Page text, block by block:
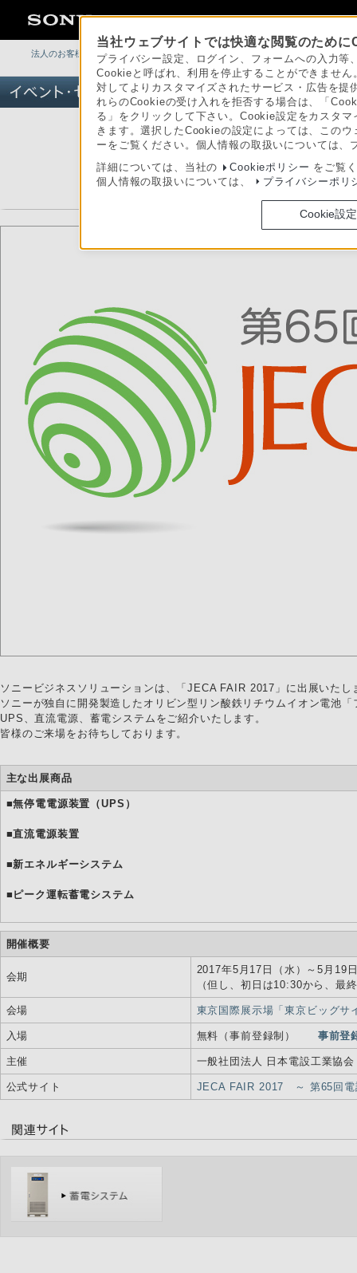
法人のお客様 イベント・セミナー > イベント詳細
ソニービジネスソリューションは、「JECA FAIR 2017」に出展いたし
ソニーが独自に開発製造したオリビン型リン酸鉄リチウムイオン電池
UPS、直流電源、蓄電システムをご紹介いたします。
皆様のご来場をお待ちしております。
主な出展商品
■無停電電源装置（UPS）
■直流電源装置
■新エネルギーシステム
■ ピーク運転蓄電システム
開催概要
会期
2017年5月17日（水）～5月19
（但し、初日は10:30から、最
会場 東京国際展示場「東京ビッグサ
入場 無料（事前登録制） 事前登
主催 一般社団法人 日本電設工業協会
公式サイト JECA FAIR 2017 ～ 第65回
当社ウェブサイトでは快適な閲覧のため
プライバシー設定、ログイン、フォームへの入力
Cookieと呼ばれ、利用を停止することができませ
対してよりカスタマイズされたサービス・広告を
れらのCookieの受け入れを拒否する場合は、「
る」をクリックして下さい。Cookie設定をカスタ
きます。選択したCookieの設定によっては、この
ーをご覧ください。個人情報の取扱いについては、
詳細については、当社の Cookieポリシー をご覧
個人情報の取扱いについては、
プライバシーポリ
Cookie設定